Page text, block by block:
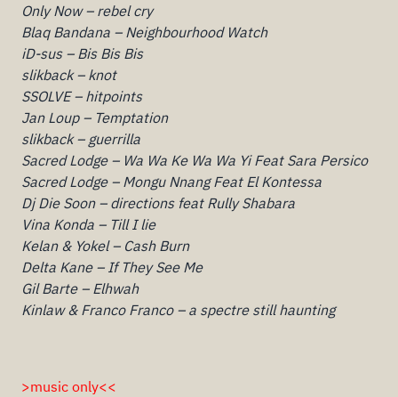
Only Now – rebel cry
Blaq Bandana – Neighbourhood Watch
iD-sus – Bis Bis Bis
slikback – knot
SSOLVE – hitpoints
Jan Loup – Temptation
slikback – guerrilla
Sacred Lodge – Wa Wa Ke Wa Wa Yi Feat Sara Persico
Sacred Lodge – Mongu Nnang Feat El Kontessa
Dj Die Soon – directions feat Rully Shabara
Vina Konda – Till I lie
Kelan & Yokel – Cash Burn
Delta Kane – If They See Me
Gil Barte – Elhwah
Kinlaw & Franco Franco – a spectre still haunting
>music only<<